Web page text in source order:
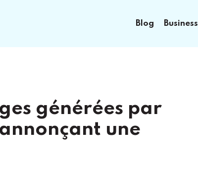
Blog Business
générées par
une